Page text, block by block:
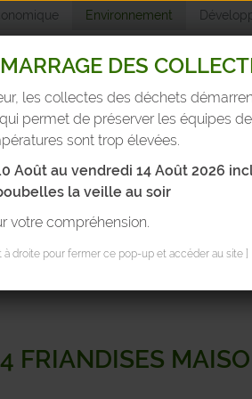
Environnement
Réduire ses déchets
maison et zéro déchet
FRIANDISES
DES
les collectes des déchets
permet de préserver les équipes
sont trop élevées.
Août au vendredi 14 Août 2026
la veille au soir
votre compréhension.
à droite pour fermer ce pop-up et accéder au site ]